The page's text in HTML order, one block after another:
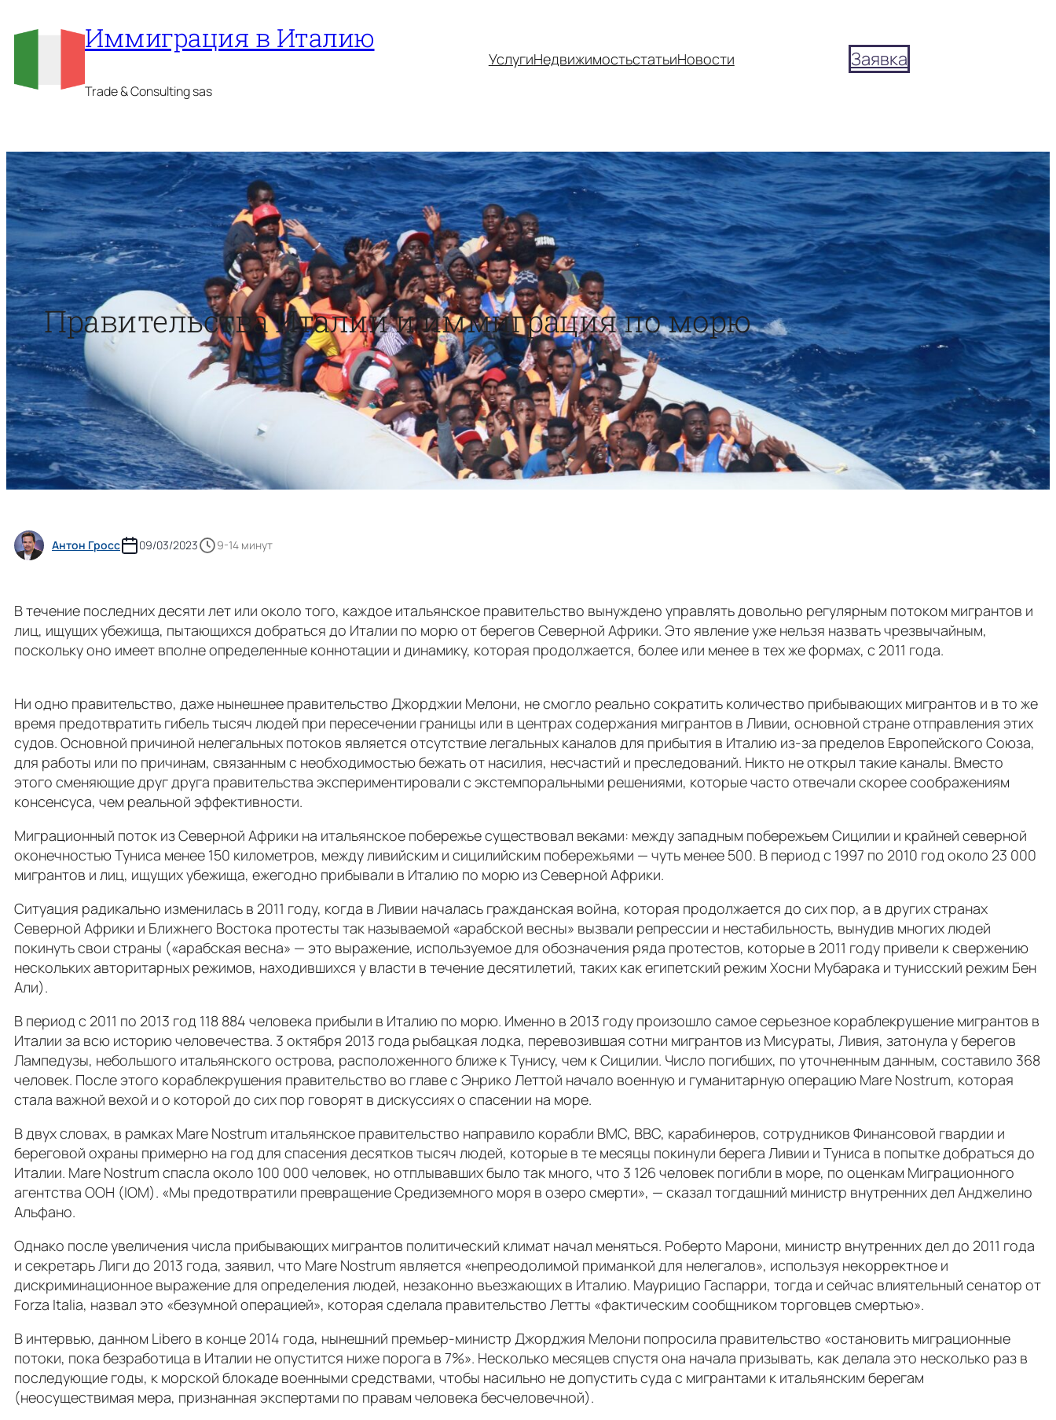
Иммиграция в Италию
Trade & Consulting sas
УслугиНедвижимостьстатьиНовости Заявка
Правительства Италии и иммиграция по морю
Антон Гросс 09/03/2023 9-14 минут
В течение последних десяти лет или около того, каждое итальянское правительство вынуждено управлять довольно регулярным потоком мигрантов и
лиц, ищущих убежища, пытающихся добраться до Италии по морю от берегов Северной Африки. Это явление уже нельзя назвать чрезвычайным,
поскольку оно имеет вполне определенные коннотации и динамику, которая продолжается, более или менее в тех же формах, с 2011 года.
Ни одно правительство, даже нынешнее правительство Джорджии Мелони, не смогло реально сократить количество прибывающих мигрантов и в то же
время предотвратить гибель тысяч людей при пересечении границы или в центрах содержания мигрантов в Ливии, основной стране отправления этих
судов. Основной причиной нелегальных потоков является отсутствие легальных каналов для прибытия в Италию из-за пределов Европейского Союза,
для работы или по причинам, связанным с необходимостью бежать от насилия, несчастий и преследований. Никто не открыл такие каналы. Вместо
этого сменяющие друг друга правительства экспериментировали с экстемпоральными решениями, которые часто отвечали скорее соображениям
консенсуса, чем реальной эффективности.
Миграционный поток из Северной Африки на итальянское побережье существовал веками: между западным побережьем Сицилии и крайней северной
оконечностью Туниса менее 150 километров, между ливийским и сицилийским побережьями — чуть менее 500. В период с 1997 по 2010 год около 23 000
мигрантов и лиц, ищущих убежища, ежегодно прибывали в Италию по морю из Северной Африки.
Ситуация радикально изменилась в 2011 году, когда в Ливии началась гражданская война, которая продолжается до сих пор, а в других странах
Северной Африки и Ближнего Востока протесты так называемой «арабской весны» вызвали репрессии и нестабильность, вынудив многих людей
покинуть свои страны («арабская весна» — это выражение, используемое для обозначения ряда протестов, которые в 2011 году привели к свержению
нескольких авторитарных режимов, находившихся у власти в течение десятилетий, таких как египетский режим Хосни Мубарака и тунисский режим Бен
Али).
В период с 2011 по 2013 год 118 884 человека прибыли в Италию по морю. Именно в 2013 году произошло самое серьезное кораблекрушение мигрантов в
Италии за всю историю человечества. 3 октября 2013 года рыбацкая лодка, перевозившая сотни мигрантов из Мисураты, Ливия, затонула у берегов
Лампедузы, небольшого итальянского острова, расположенного ближе к Тунису, чем к Сицилии. Число погибших, по уточненным данным, составило 368
человек. После этого кораблекрушения правительство во главе с Энрико Леттой начало военную и гуманитарную операцию Mare Nostrum, которая
стала важной вехой и о которой до сих пор говорят в дискуссиях о спасении на море.
В двух словах, в рамках Mare Nostrum итальянское правительство направило корабли ВМС, ВВС, карабинеров, сотрудников Финансовой гвардии и
береговой охраны примерно на год для спасения десятков тысяч людей, которые в те месяцы покинули берега Ливии и Туниса в попытке добраться до
Италии. Mare Nostrum спасла около 100 000 человек, но отплывавших было так много, что 3 126 человек погибли в море, по оценкам Миграционного
агентства ООН (IOM). «Мы предотвратили превращение Средиземного моря в озеро смерти», — сказал тогдашний министр внутренних дел Анджелино
Альфано.
Однако после увеличения числа прибывающих мигрантов политический климат начал меняться. Роберто Марони, министр внутренних дел до 2011 года
и секретарь Лиги до 2013 года, заявил, что Mare Nostrum является «непреодолимой приманкой для нелегалов», используя некорректное и
дискриминационное выражение для определения людей, незаконно въезжающих в Италию. Маурицио Гаспарри, тогда и сейчас влиятельный сенатор от
Forza Italia, назвал это «безумной операцией», которая сделала правительство Летты «фактическим сообщником торговцев смертью».
В интервью, данном Libero в конце 2014 года, нынешний премьер-министр Джорджия Мелони попросила правительство «остановить миграционные
потоки, пока безработица в Италии не опустится ниже порога в 7%». Несколько месяцев спустя она начала призывать, как делала это несколько раз в
последующие годы, к морской блокаде военными средствами, чтобы насильно не допустить суда с мигрантами к итальянским берегам
(неосуществимая мера, признанная экспертами по правам человека бесчеловечной).